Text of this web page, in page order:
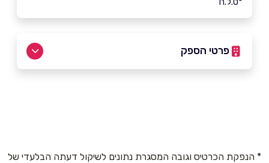
פרטי הספק
טלפון*
* הנפקת הכרטיס וגובה המסגרת נתונים לשיקול דעתה הבלעדי של